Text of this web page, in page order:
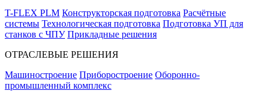
T-FLEX PLM Конструкторская подготовка Расчётные
системы Технологическая подготовка Подготовка УП для
станков с ЧПУ Прикладные решения
ОТРАСЛЕВЫЕ РЕШЕНИЯ
Машиностроение Приборостроение Оборонно-
промышленный комплекс